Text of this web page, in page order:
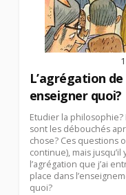
L’agrégation
enseigner quoi?
Etudier la
sont les débouchés
chose? Ces questions
continue), mais jusqu’il
l’agrégation que j’ai
place dans
quoi?